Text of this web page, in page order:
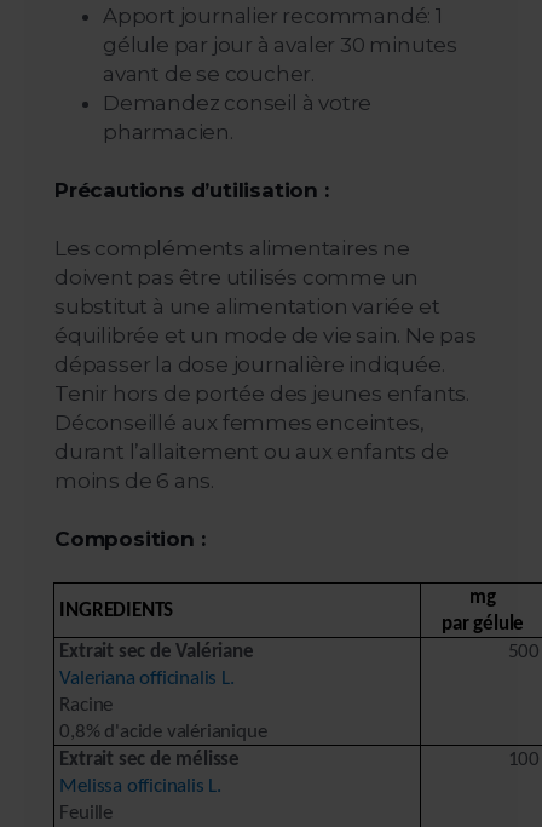
Apport journalier recommandé: 1
gélule par jour à avaler 30 minutes
avant de se coucher.
Demandez conseil à votre
pharmacien.
Précautions d’utilisation :
Les compléments alimentaires ne
doivent pas être utilisés comme un
substitut à une alimentation variée et
équilibrée et un mode de vie sain. Ne pas
dépasser la dose journalière indiquée.
Tenir hors de portée des jeunes enfants.
Déconseillé aux femmes enceintes,
durant l’allaitement ou aux enfants de
moins de 6 ans.
Composition :
INGREDIENTS
mg
par gélule
Extrait sec de Valériane
Valeriana officinalis L.
Racine
0,8% d'acide valérianique
500
Extrait sec de mélisse
Melissa officinalis L.
Feuille
100